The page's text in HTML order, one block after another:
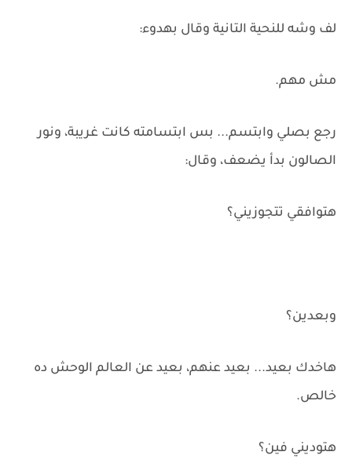
لف وشه للنحية التانية وقال بهدوء:
مش مهم.
رجع بصلي وابتسم... بس ابتسامته كانت غريبة، ونور
الصالون بدأ يضعف، وقال:
هتوافقي تتجوزيني؟
وبعدين؟
هاخدك بعيد... بعيد عنهم، بعيد عن العالم الوحش ده
خالص.
هتوديني فين؟